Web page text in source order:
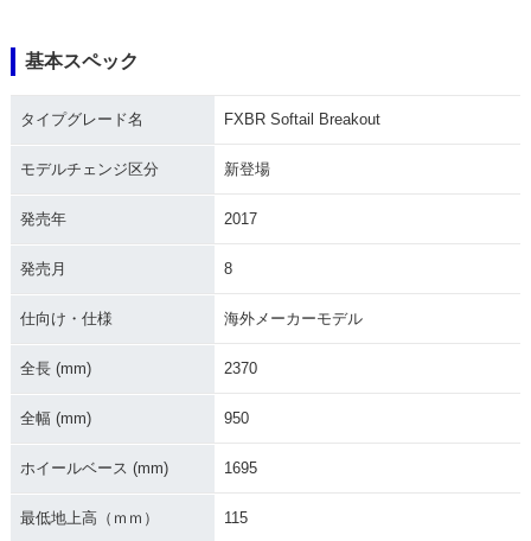
基本スペック
タイプグレード名 FXBR Softail Breakout
モデルチェンジ区分 新登場
発売年 2017
発売月 8
仕向け・仕様 海外メーカーモデル
全長 (mm) 2370
全幅 (mm) 950
ホイールベース (mm) 1695
最低地上高（ｍｍ） 115